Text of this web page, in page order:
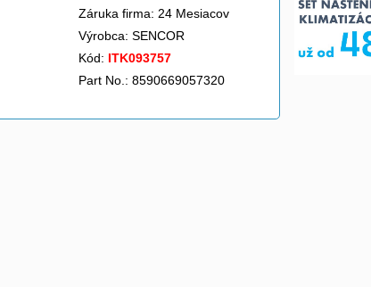
Záruka firma: 24 Mesiacov
Výrobca: SENCOR
Kód: ITK093757
Part No.: 8590669057320